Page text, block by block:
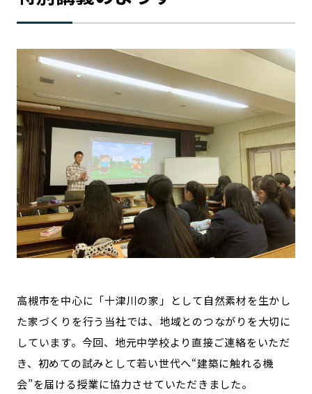
「人」から探す
記事ライター アンバサダー
お問い合わせ 会社概要
高槻市を中心に「十津川の家」として自然素材を生かし
た家づくりを行う当社では、地域とのつながりを大切に
しています。今回、地元中学校より直接ご連絡をいただ
き、初めての試みとして若い世代へ“建築に触れる機
会”を届ける授業に協力させていただきました。